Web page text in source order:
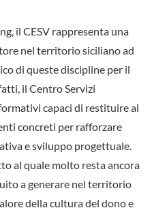
il CESV rappresenta una
nel territorio siciliano ad
di queste discipline per il
il Centro Servizi
capaci di restituire al
concreti per rafforzare
e sviluppo progettuale.
al quale molto resta ancora
a generare nel territorio
della cultura del dono e